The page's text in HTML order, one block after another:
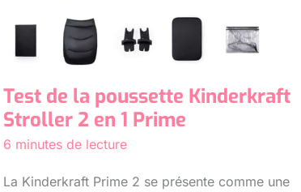
Test de la poussette Kinderkraft
Stroller 2 en 1 Prime
6 minutes de lecture
La Kinderkraft Prime 2 se présente comme une